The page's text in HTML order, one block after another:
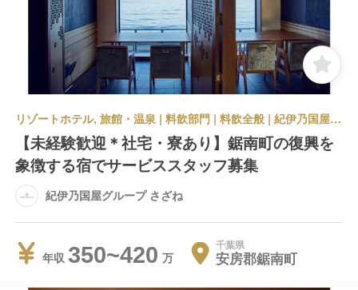
リゾートホテル, 旅館・温泉 | 料飲部門 | 料飲全般 | 紀伊乃国屋グループ さざね
【未経験歓迎＊社宅・寮あり】鋸南町の復興を
象徴する宿でサービススタッフ募集
紀伊乃国屋グループ さざね
年収 350~420 千葉県
安房郡鋸南町